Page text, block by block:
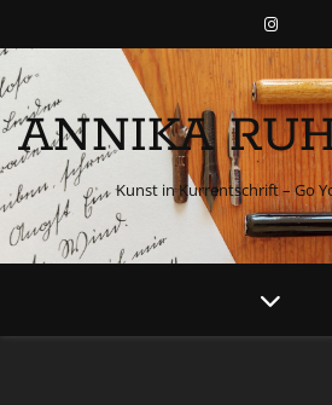
ANNIKA
Kunst in Kurrentschrift – Go